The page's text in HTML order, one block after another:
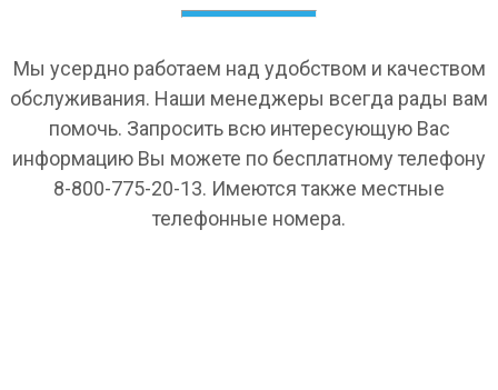
Мы усердно работаем над удобством и качеством
обслуживания. Наши менеджеры всегда рады вам
помочь. Запросить всю интересующую Вас
информацию Вы можете по бесплатному телефону
8-800-775-20-13. Имеются также местные
телефонные номера.